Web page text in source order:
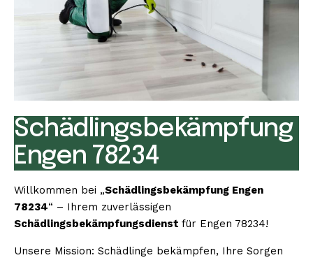
Schädlingsbekämpfung
Engen 78234
Willkommen bei „Schädlingsbekämpfung Engen
78234“ – Ihrem zuverlässigen
Schädlingsbekämpfungsdienst für Engen 78234!
Unsere Mission: Schädlinge bekämpfen, Ihre Sorgen